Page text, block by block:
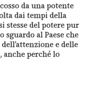
da una potente
dai tempi della
stesse del potere pur
sguardo al Paese che
e delle
perché lo